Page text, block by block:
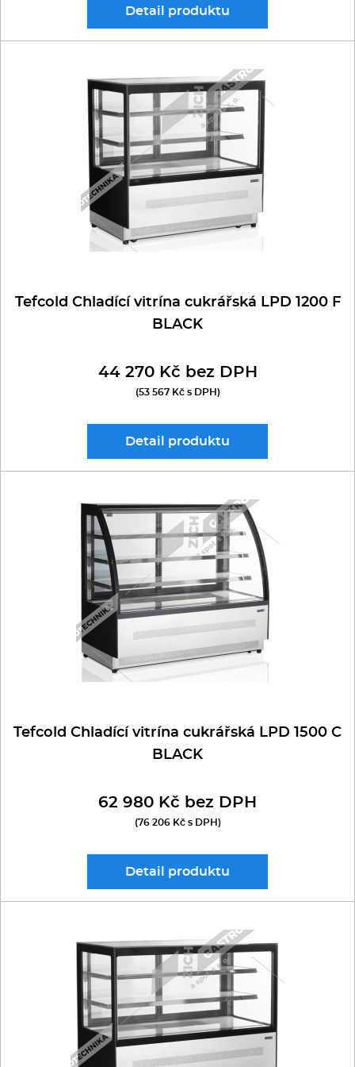
Detail produktu
Tefcold Chladící vitrína cukrářská LPD 1200 F
BLACK
44 270 Kč bez DPH
(53 567 Kč s DPH)
Detail produktu
Tefcold Chladící vitrína cukrářská LPD 1500 C
BLACK
62 980 Kč bez DPH
(76 206 Kč s DPH)
Detail produktu